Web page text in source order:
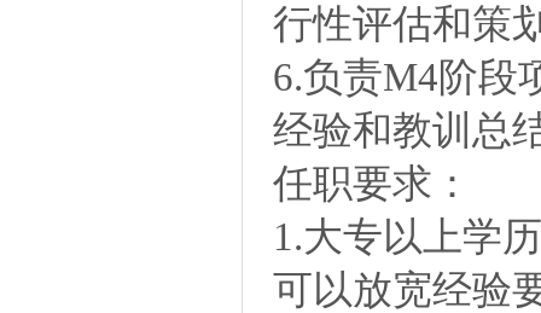
行性评估和策
6.负责M4阶段
经验和教训总
任职要求：
1.大专以上学
可以放宽经验